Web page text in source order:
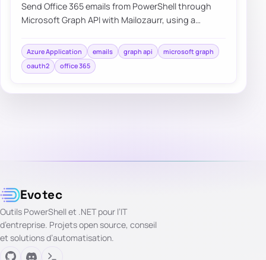
Send Office 365 emails from PowerShell through
Microsoft Graph API with Mailozaurr, using a
Azure Application emails graph api
microsoft graph
oauth2
office 365
Evotec
Outils PowerShell et .NET pour l’IT
d’entreprise. Projets open source, conseil
et solutions d’automatisation.